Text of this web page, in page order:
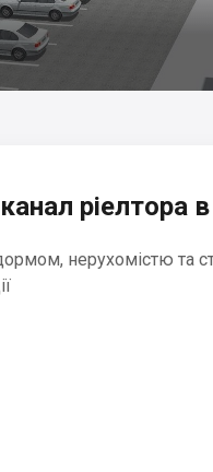
ріелтора в
нерухомістю та